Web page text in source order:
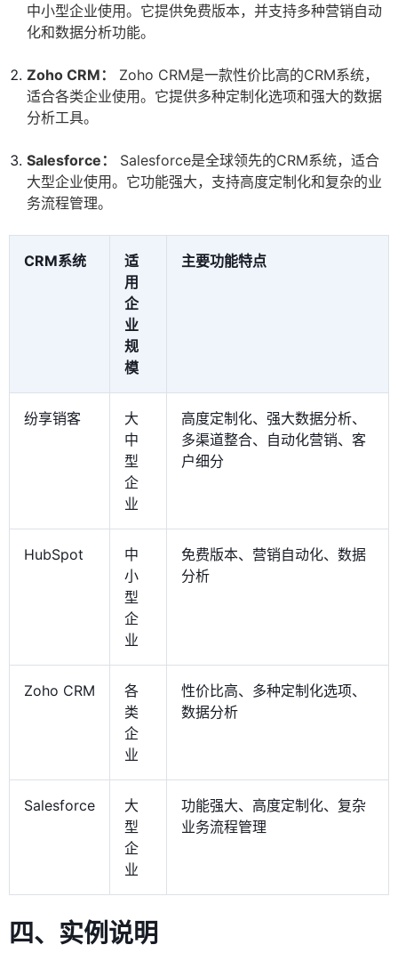
中小型企业使用。它提供免费版本，并支持多种营销自动
化和数据分析功能。
Zoho CRM：
Zoho CRM是一款性价比高的CRM系统，
适合各类企业使用。它提供多种定制化选项和强大的数据
分析工具。
Salesforce：
Salesforce是全球领先的CRM系统，适合
大型企业使用。它功能强大，支持高度定制化和复杂的业
务流程管理。
CRM系统
适
用
企
业
规
模
主要功能特点
纷享销客
大
中
型
企
业
高度定制化、强大数据分析、
多渠道整合、自动化营销、客
户细分
HubSpot
中
小
型
企
业
免费版本、营销自动化、数据
分析
Zoho CRM
各
类
企
业
性价比高、多种定制化选项、
数据分析
Salesforce
大
型
企
业
功能强大、高度定制化、复杂
业务流程管理
四、实例说明